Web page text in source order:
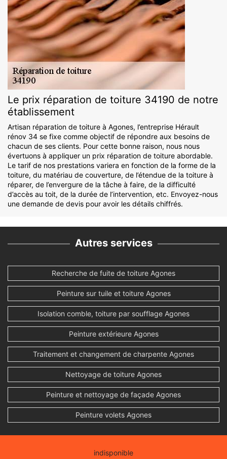
Le prix réparation de toiture 34190 de notre
établissement
Artisan réparation de toiture à Agones, l’entreprise Hérault
rénov 34 se fixe comme objectif de répondre aux besoins de
chacun de ses clients. Pour cette bonne raison, nous nous
évertuons à appliquer un prix réparation de toiture abordable.
Le tarif de nos prestations variera en fonction de la forme de la
toiture, du matériau de couverture, de l’étendue de la toiture à
réparer, de l’envergure de la tâche à faire, de la difficulté
d’accès au toit, de la durée de l’intervention, etc. Envoyez-nous
une demande de devis pour avoir les détails chiffrés.
Autres services
Recherche de fuite de toiture Agones
Peinture sur tuile et toiture Agones
Isolation comble, toiture par soufflage Agones
Peinture extérieure Agones
Traitement et changement de charpente Agones
Nettoyage de toiture Agones
Peinture et nettoyage de façade Agones
Peinture volets Agones
indisponible